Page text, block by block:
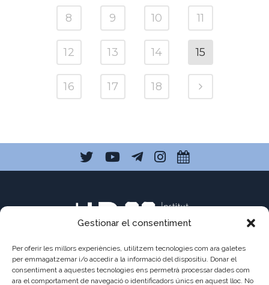
Gestionar el consentiment
Per oferir les millors experiències, utilitzem tecnologies com ara galetes
per emmagatzemar i/o accedir a la informació del dispositiu. Donar el
consentiment a aquestes tecnologies ens permetrà processar dades com
ara el comportament de navegació o identificadors únics en aquest lloc. No
8 9 10 11
12 13 14 15
16 17 18
C/ Pau Claris 121